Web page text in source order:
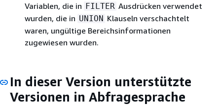
Variablen, die in FILTER Ausdrücken verwendet
wurden, die in UNION Klauseln verschachtelt
waren, ungültige Bereichsinformationen
zugewiesen wurden.
In dieser Version unterstützte
Versionen in Abfragesprache